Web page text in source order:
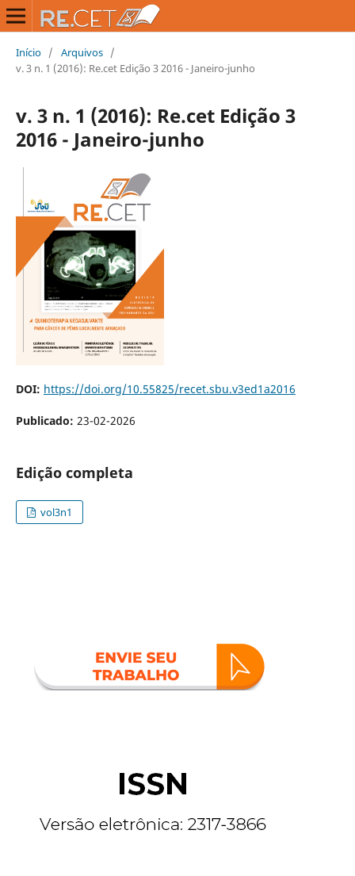
Início / Arquivos /
v. 3 n. 1 (2016): Re.cet Edição 3 2016 - Janeiro-junho
v. 3 n. 1 (2016): Re.cet Edição 3
2016 - Janeiro-junho
DOI: https://doi.org/10.55825/recet.sbu.v3ed1a2016
Publicado: 23-02-2026
Edição completa
vol3n1